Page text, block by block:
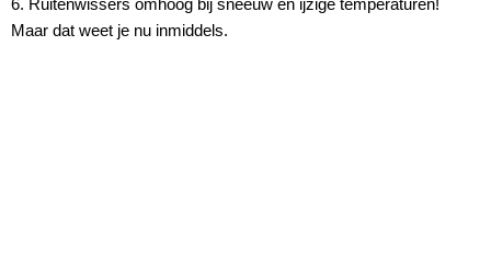
6. Ruitenwissers omhoog bij sneeuw en ijzige temperaturen!
Maar dat weet je nu inmiddels.